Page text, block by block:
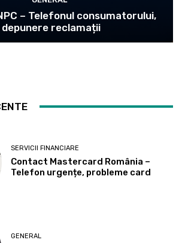
– Telefonul consumatorului,
depunere reclamații
SERVICII FINANCIARE
Contact Mastercard România –
Telefon urgențe, probleme card
GENERAL